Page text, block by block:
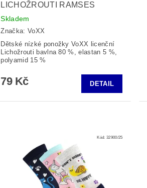
LICHOŽROUTI RAMSES
Skladem
Značka: VoXX
Dětské nízké ponožky VoXX licenční
Lichožrouti bavlna 80 %, elastan 5 %,
polyamid 15 %
79 Kč DETAIL
Kód: 32900/25